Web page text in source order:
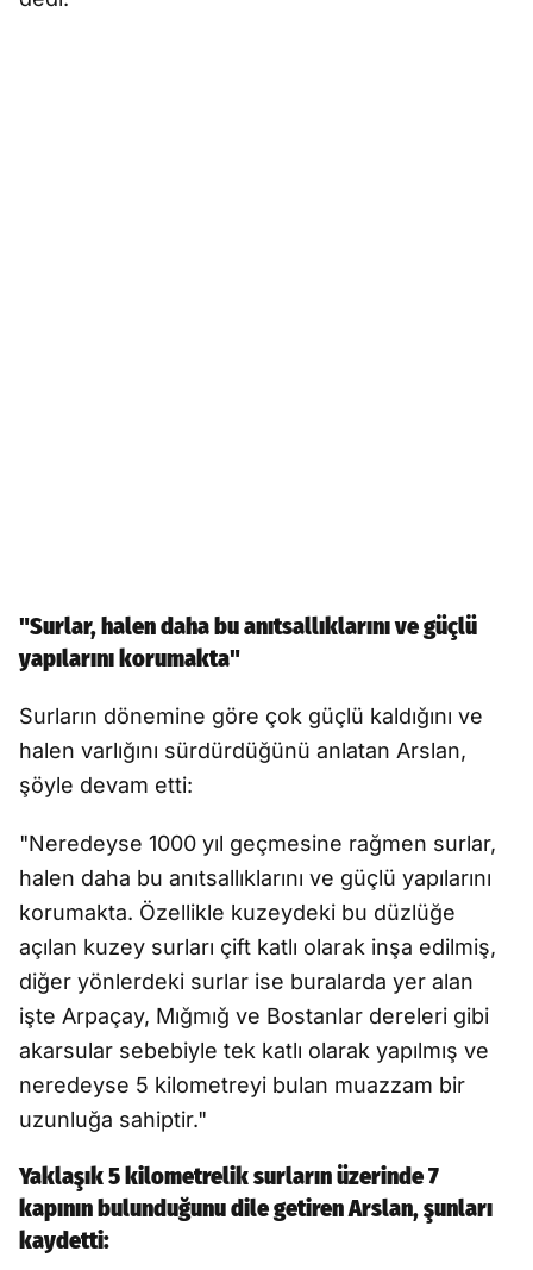
"Surlar, halen daha bu anıtsallıklarını ve güçlü
yapılarını korumakta"
Surların dönemine göre çok güçlü kaldığını ve
halen varlığını sürdürdüğünü anlatan Arslan,
şöyle devam etti:
"Neredeyse 1000 yıl geçmesine rağmen surlar,
halen daha bu anıtsallıklarını ve güçlü yapılarını
korumakta. Özellikle kuzeydeki bu düzlüğe
açılan kuzey surları çift katlı olarak inşa edilmiş,
diğer yönlerdeki surlar ise buralarda yer alan
işte Arpaçay, Mığmığ ve Bostanlar dereleri gibi
akarsular sebebiyle tek katlı olarak yapılmış ve
neredeyse 5 kilometreyi bulan muazzam bir
uzunluğa sahiptir."
Yaklaşık 5 kilometrelik surların üzerinde 7
kapının bulunduğunu dile getiren Arslan, şunları
kaydetti: